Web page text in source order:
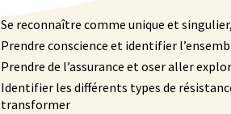
Se reconnaître comme unique et
Prendre conscience et identifier
Prendre de l’assurance et oser aller
Identifier les différents types de
transformer